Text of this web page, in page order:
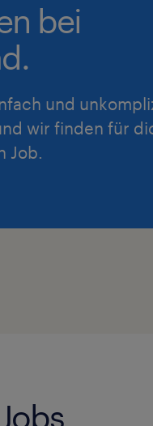
bei
und
wir finden für
Job.